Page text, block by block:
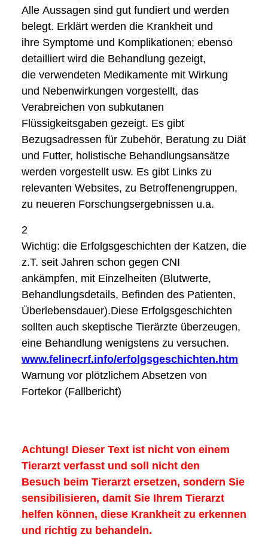
Alle Aussagen sind gut fundiert und werden
belegt. Erklärt werden die Krankheit und
ihre Symptome und Komplikationen; ebenso
detailliert wird die Behandlung gezeigt,
die verwendeten Medikamente mit Wirkung
und Nebenwirkungen vorgestellt, das
Verabreichen von subkutanen
Flüssigkeitsgaben gezeigt. Es gibt
Bezugsadressen für Zubehör, Beratung zu Diät
und Futter, holistische Behandlungsansätze
werden vorgestellt usw. Es gibt Links zu
relevanten Websites, zu Betroffenengruppen,
zu neueren Forschungsergebnissen u.a.
2
Wichtig: die Erfolgsgeschichten der Katzen, die
z.T. seit Jahren schon gegen CNI
ankämpfen, mit Einzelheiten (Blutwerte,
Behandlungsdetails, Befinden des Patienten,
Überlebensdauer).Diese Erfolgsgeschichten
sollten auch skeptische Tierärzte überzeugen,
eine Behandlung wenigstens zu versuchen.
www.felinecrf.info/erfolgsgeschichten.htm
Warnung vor plötzlichem Absetzen von
Fortekor (Fallbericht)
Achtung! Dieser Text ist nicht von einem
Tierarzt verfasst und soll nicht den
Besuch beim Tierarzt ersetzen, sondern Sie
sensibilisieren, damit Sie Ihrem Tierarzt
helfen können, diese Krankheit zu erkennen
und richtig zu behandeln.